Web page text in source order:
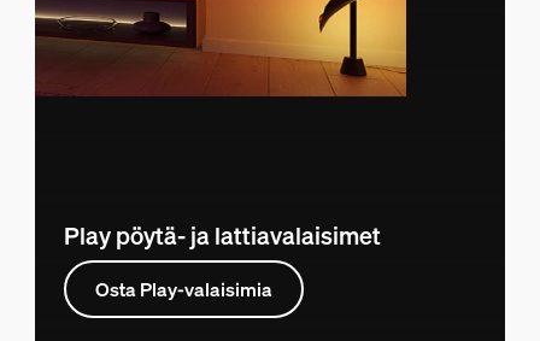
Play pöytä- ja lattiavalaisimet
Osta Play-valaisimia